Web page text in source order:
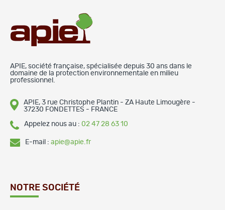
APIE, société française, spécialisée depuis 30 ans dans le
domaine de la protection environnementale en milieu
professionnel.
APIE, 3 rue Christophe Plantin - ZA Haute Limougère -
37230 FONDETTES - FRANCE
Appelez nous au : 02 47 28 63 10
E-mail : apie@apie.fr
NOTRE SOCIÉTÉ